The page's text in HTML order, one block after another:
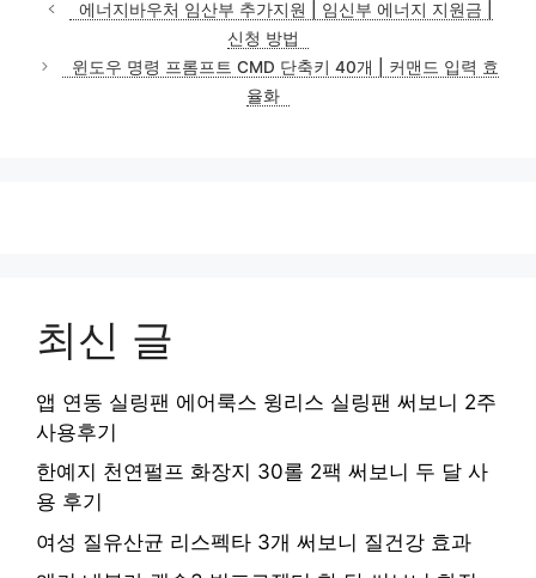
고
리
에너지바우처 임산부 추가지원 | 임신부 에너지 지원금 |
신청 방법
윈도우 명령 프롬프트 CMD 단축키 40개 | 커맨드 입력 효
율화
최신 글
앱 연동 실링팬 에어룩스 윙리스 실링팬 써보니 2주
사용후기
한예지 천연펄프 화장지 30롤 2팩 써보니 두 달 사
용 후기
여성 질유산균 리스펙타 3개 써보니 질건강 효과